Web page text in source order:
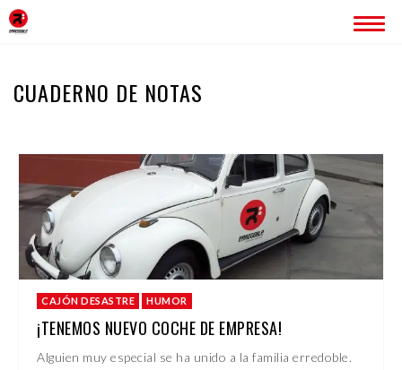
SERVICIOS
IMAGEN CORPORATIVA
PÁGINAS WEB
ROTULACIÓN
PUBLICIDAD
PROYECTOS
CONTACTO
CUADERNO DE NOTAS
CAJÓN DESASTRE HUMOR
¡TENEMOS NUEVO COCHE DE EMPRESA!
Alguien muy especial se ha unido a la familia erredoble.